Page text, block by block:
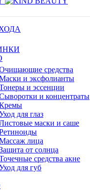
средства
и эксфолианты
и эссенции
и концентраты
для глаз
маски и саше
лица
от солнца
средства акне
для губ